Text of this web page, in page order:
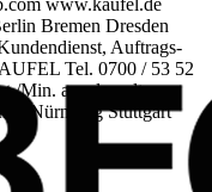
www.kaufel.de
Bremen Dresden
Auftrags-
Tel. 0700 / 53 52
Min. aus dem dt.
Nürnberg Stuttgart